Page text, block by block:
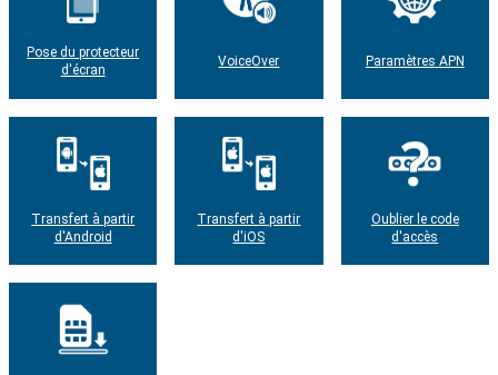
Pose du protecteur
d'écran
VoiceOver Paramètres APN
Transfert à partir
d'Android
Transfert à partir
d'iOS
Oublier le code
d'accès